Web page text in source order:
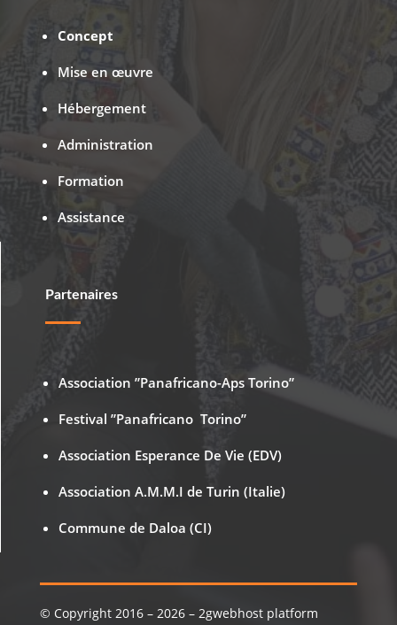
Concept
Mise en œuvre
Hébergement
Administration
Formation
Assistance
Partenaires
Association ”Panafricano-Aps Torino”
Festival ”Panafricano Torino”
Association Esperance De Vie (EDV)
Association A.M.M.I de Turin (Italie)
Commune de Daloa (CI)
© Copyright 2016 – 2026 – 2gwebhost platform